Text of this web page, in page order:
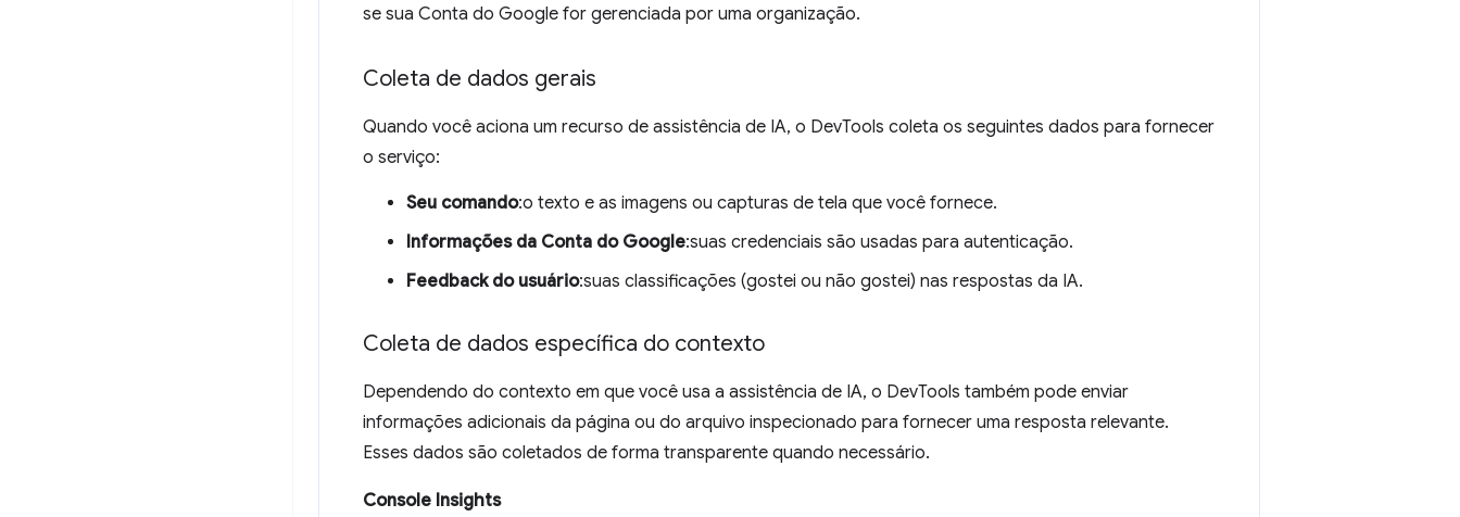
se sua Conta do Google for gerenciada por uma organização.
Coleta de dados gerais
Quando você aciona um recurso de assistência de IA, o DevTools coleta os seguintes dados para fornecer
o serviço:
Seu comando:o texto e as imagens ou capturas de tela que você fornece.
Informações da Conta do Google:suas credenciais são usadas para autenticação.
Feedback do usuário:suas classificações (gostei ou não gostei) nas respostas da IA.
Coleta de dados específica do contexto
Dependendo do contexto em que você usa a assistência de IA, o DevTools também pode enviar
informações adicionais da página ou do arquivo inspecionado para fornecer uma resposta relevante.
Esses dados são coletados de forma transparente quando necessário.
Console Insights